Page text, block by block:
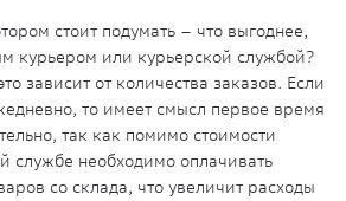
стоит подумать – что выгоднее,
курьером или курьерской службой?
зависит от количества заказов. Если
то имеет смысл первое время
так как помимо стоимости
службе необходимо оплачивать
со склада, что увеличит расходы